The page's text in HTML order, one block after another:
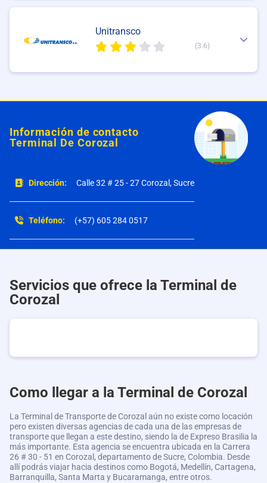
Unitransco
(3.6)
Información de contacto
Terminal De Corozal
Dirección: Calle 32 # 25 - 27 Corozal, Sucre
Teléfono: (+57) 605 284 0517
Servicios que ofrece la Terminal de
Corozal
Como llegar a la Terminal de Corozal
La Terminal de Transporte de Corozal aún no existe como locación
pero existen diversas agencias de cada una de las empresas de
transporte que llegan a este destino, siendo la de Expreso Brasilia la
más importante. Esta agencia se encuentra ubicada en la Carrera
26 # 30 - 51 en Corozal, departamento de Sucre, Colombia. Desde
allí podrás viajar hacia destinos como Bogotá, Medellín, Cartagena,
Barranquilla, Santa Marta y Bucaramanga, entre otros.